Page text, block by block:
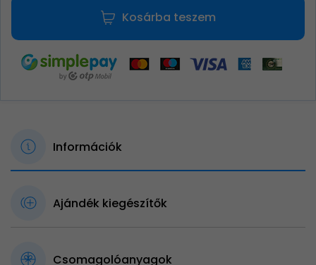
Kosárba teszem
Információk
Ajándék kiegészítők
Csomagolóanyagok